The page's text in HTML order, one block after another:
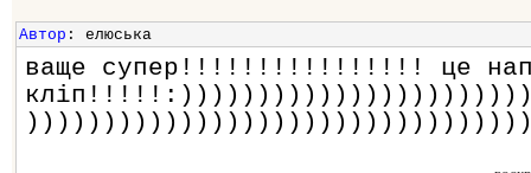
Автор : елюськa
ваще супер!!!!!!!!!!!!!!!! це